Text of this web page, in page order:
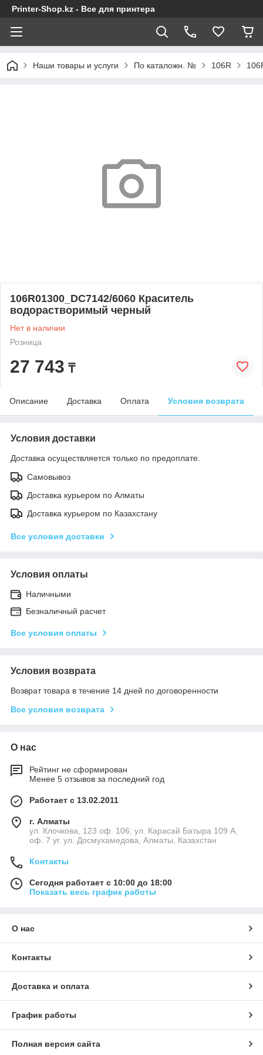
Printer-Shop.kz - Все для принтера
Наши товары и услуги По каталожн. № 106R
106R01300_DC7142/6060 Краситель
водорастворимый черный
Нет в наличии
Розница
27 743 ₸
Описание Доставка Оплата Условия возврата
Условия доставки
Доставка осуществляется только по предоплате.
Самовывоз
Доставка курьером по Алматы
Доставка курьером по Казахстану
Все условия доставки
Условия оплаты
Наличными
Безналичный расчет
Все условия оплаты
Условия возврата
Возврат товара в течение 14 дней по договоренности
Все условия возврата
О нас
Рейтинг не сформирован
Менее 5 отзывов за последний год
Работает с 13.02.2011
г. Алматы
ул. Клочкова, 123 оф. 106; ул. Карасай Батыра 109 А,
оф. 7 уг. ул. Досмухамедова, Алматы, Казахстан
Контакты
Сегодня работает с 10:00 до 18:00
Показать весь график работы
О нас
Контакты
Доставка и оплата
График работы
Полная версия сайта